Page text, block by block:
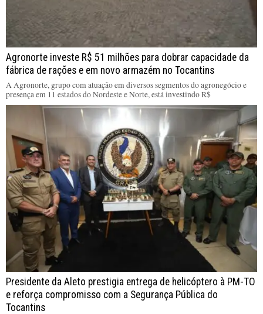
Agronorte investe R$ 51 milhões para dobrar capacidade da
fábrica de rações e em novo armazém no Tocantins
A Agronorte, grupo com atuação em diversos segmentos do agronegócio e
presença em 11 estados do Nordeste e Norte, está investindo R$
Presidente da Aleto prestigia entrega de helicóptero à PM-TO
e reforça compromisso com a Segurança Pública do
Tocantins